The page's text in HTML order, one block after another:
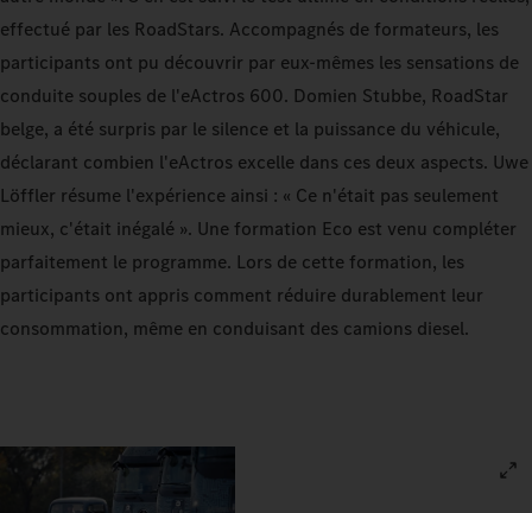
effectué par les RoadStars. Accompagnés de formateurs, les
participants ont pu découvrir par eux-mêmes les sensations de
conduite souples de l'eActros 600. Domien Stubbe, RoadStar
belge, a été surpris par le silence et la puissance du véhicule,
déclarant combien l'eActros excelle dans ces deux aspects. Uwe
Löffler résume l'expérience ainsi : « Ce n'était pas seulement
mieux, c'était inégalé ». Une formation Eco est venu compléter
parfaitement le programme. Lors de cette formation, les
participants ont appris comment réduire durablement leur
consommation, même en conduisant des camions diesel.